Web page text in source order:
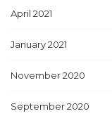
April 2021
January 2021
November 2020
September 2020